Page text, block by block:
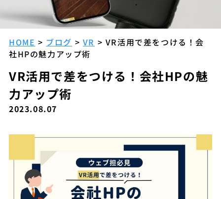
HOME > ブログ > VR > VR活用で差をつける！会
社HPの魅力アップ術
VR活用で差をつける！会社HPの魅
力アップ術
2023.08.07